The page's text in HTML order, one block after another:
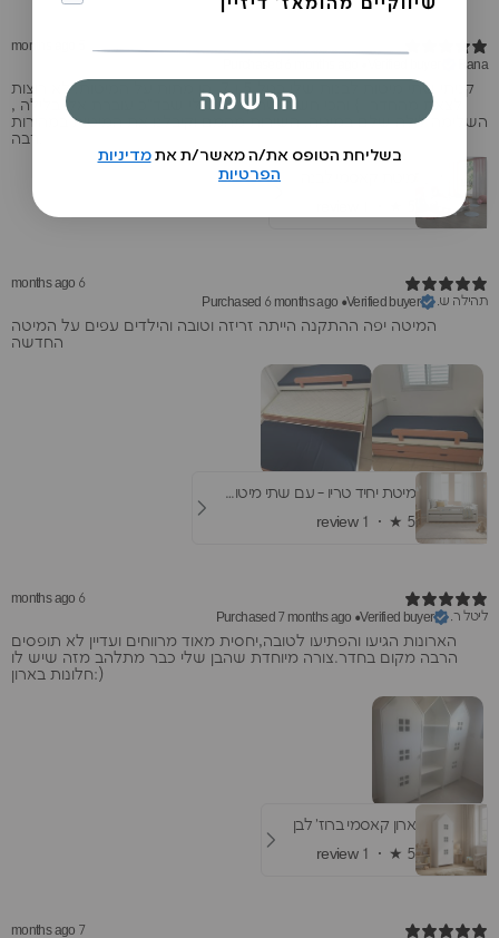
Rana
קניתי שתי מיטות לבנות שלי בגיל 5 ו 7. הן מתות על המיטות. לא רוצות
לצאת מהחדר :) והכי חשוב שהקטנה שלי שבד״כ עוברת אלי בלילה ,
השלימה לילה שלם במיטה. השירות מהמם וקיבלנו את המיטות במהירות
6 months ago
תהילה ש.
Verified buyer
•
Purchased 6 months ago
המיטה יפה ההתקנה הייתה זריזה וטובה והילדים עפים על המיטה
החדשה
מיטת יחיד טריו - עם שתי מיטות חבר
5
★ ·
1 review
6 months ago
ליטל ר.
Verified buyer
•
Purchased 7 months ago
הארונות הגיעו והפתיעו לטובה,יחסית מאוד מרווחים ועדיין לא תופסים
הרבה מקום בחדר.צורה מיוחדת שהבן שלי כבר מתלהב מזה שיש לו
חלונות בארון:)
ארון קאסמי ברוז' לבן
5
★ ·
1 review
7 months ago
שיווקיים מהומאז' דיזיין
הרשמה
בשליחת הטופס את/ה מאשר/ת אתמדיניות
הפרטיות